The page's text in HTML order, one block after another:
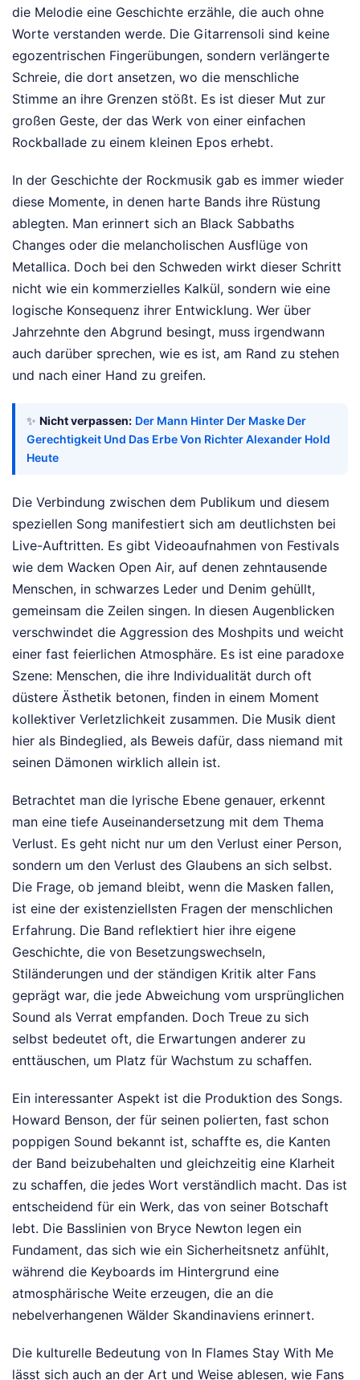
die Melodie eine Geschichte erzähle, die auch ohne
Worte verstanden werde. Die Gitarrensoli sind keine
egozentrischen Fingerübungen, sondern verlängerte
Schreie, die dort ansetzen, wo die menschliche
Stimme an ihre Grenzen stößt. Es ist dieser Mut zur
großen Geste, der das Werk von einer einfachen
Rockballade zu einem kleinen Epos erhebt.
In der Geschichte der Rockmusik gab es immer wieder
diese Momente, in denen harte Bands ihre Rüstung
ablegten. Man erinnert sich an Black Sabbaths
Changes oder die melancholischen Ausflüge von
Metallica. Doch bei den Schweden wirkt dieser Schritt
nicht wie ein kommerzielles Kalkül, sondern wie eine
logische Konsequenz ihrer Entwicklung. Wer über
Jahrzehnte den Abgrund besingt, muss irgendwann
auch darüber sprechen, wie es ist, am Rand zu stehen
und nach einer Hand zu greifen.
✨ Nicht verpassen: Der Mann Hinter Der Maske Der
Gerechtigkeit Und Das Erbe Von Richter Alexander Hold
Heute
Die Verbindung zwischen dem Publikum und diesem
speziellen Song manifestiert sich am deutlichsten bei
Live-Auftritten. Es gibt Videoaufnahmen von Festivals
wie dem Wacken Open Air, auf denen zehntausende
Menschen, in schwarzes Leder und Denim gehüllt,
gemeinsam die Zeilen singen. In diesen Augenblicken
verschwindet die Aggression des Moshpits und weicht
einer fast feierlichen Atmosphäre. Es ist eine paradoxe
Szene: Menschen, die ihre Individualität durch oft
düstere Ästhetik betonen, finden in einem Moment
kollektiver Verletzlichkeit zusammen. Die Musik dient
hier als Bindeglied, als Beweis dafür, dass niemand mit
seinen Dämonen wirklich allein ist.
Betrachtet man die lyrische Ebene genauer, erkennt
man eine tiefe Auseinandersetzung mit dem Thema
Verlust. Es geht nicht nur um den Verlust einer Person,
sondern um den Verlust des Glaubens an sich selbst.
Die Frage, ob jemand bleibt, wenn die Masken fallen,
ist eine der existenziellsten Fragen der menschlichen
Erfahrung. Die Band reflektiert hier ihre eigene
Geschichte, die von Besetzungswechseln,
Stiländerungen und der ständigen Kritik alter Fans
geprägt war, die jede Abweichung vom ursprünglichen
Sound als Verrat empfanden. Doch Treue zu sich
selbst bedeutet oft, die Erwartungen anderer zu
enttäuschen, um Platz für Wachstum zu schaffen.
Ein interessanter Aspekt ist die Produktion des Songs.
Howard Benson, der für seinen polierten, fast schon
poppigen Sound bekannt ist, schaffte es, die Kanten
der Band beizubehalten und gleichzeitig eine Klarheit
zu schaffen, die jedes Wort verständlich macht. Das ist
entscheidend für ein Werk, das von seiner Botschaft
lebt. Die Basslinien von Bryce Newton legen ein
Fundament, das sich wie ein Sicherheitsnetz anfühlt,
während die Keyboards im Hintergrund eine
atmosphärische Weite erzeugen, die an die
nebelverhangenen Wälder Skandinaviens erinnert.
Die kulturelle Bedeutung von In Flames Stay With Me
lässt sich auch an der Art und Weise ablesen, wie Fans